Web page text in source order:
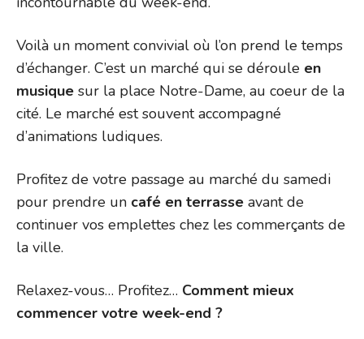
Voilà un moment convivial où l’on prend le temps
d’échanger. C’est un marché qui se déroule en
musique sur la place Notre-Dame, au coeur de la
cité. Le marché est souvent accompagné
d’animations ludiques.
Profitez de votre passage au marché du samedi
pour prendre un café en terrasse avant de
continuer vos emplettes chez les commerçants de
la ville.
Relaxez-vous… Profitez… Comment mieux
commencer votre week-end ?